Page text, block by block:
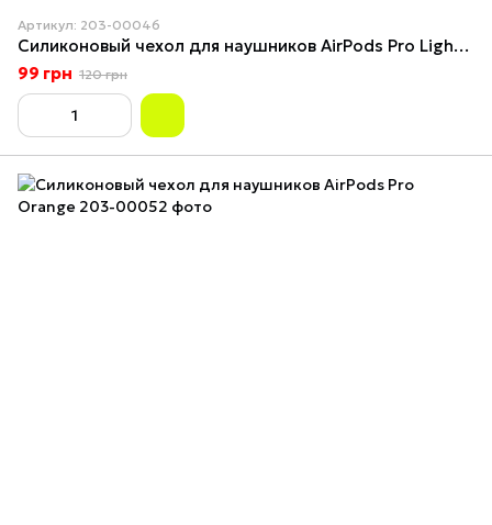
Артикул: 203-00046
Силиконовый чехол для наушников AirPods Pro Light Pink
99 грн 120 грн